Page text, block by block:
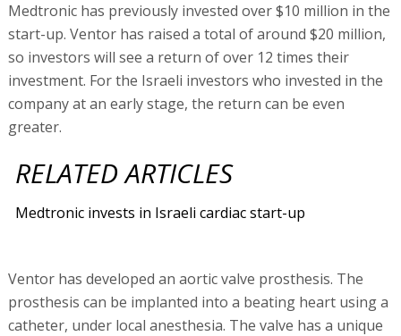
Medtronic has previously invested over $10 million in the
start-up. Ventor has raised a total of around $20 million,
so investors will see a return of over 12 times their
investment. For the Israeli investors who invested in the
company at an early stage, the return can be even
greater.
RELATED ARTICLES
Medtronic invests in Israeli cardiac start-up
Ventor has developed an aortic valve prosthesis. The
prosthesis can be implanted into a beating heart using a
catheter, under local anesthesia. The valve has a unique